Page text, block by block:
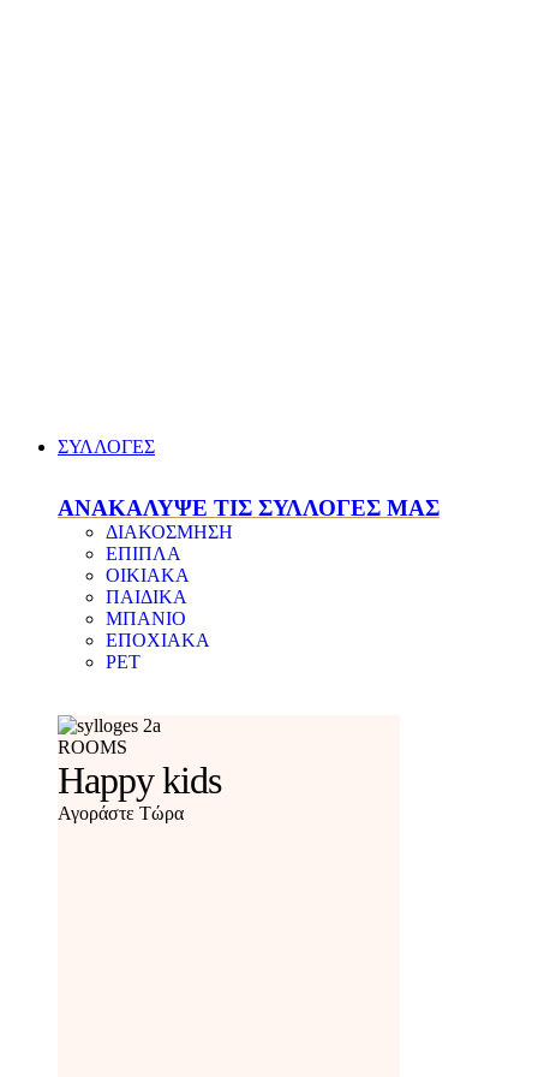
ΣΥΛΛΟΓΕΣ
ΑΝΑΚΑΛΥΨΕ ΤΙΣ ΣΥΛΛΟΓΕΣ ΜΑΣ
ΔΙΑΚΟΣΜΗΣΗ
ΕΠΙΠΛΑ
ΟΙΚΙΑΚΑ
ΠΑΙΔΙΚΑ
ΜΠΑΝΙΟ
ΕΠΟΧΙΑΚΑ
PET
ROOMS
Happy kids
Αγοράστε Τώρα